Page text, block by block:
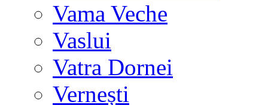
Vama Veche
Vaslui
Vatra Dornei
Vernești